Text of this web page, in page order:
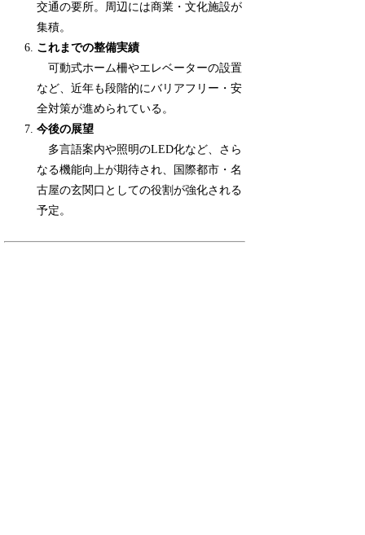
交通の要所。周辺には商業・文化施設が
集積。
これまでの整備実績
可動式ホーム柵やエレベーターの設置
など、近年も段階的にバリアフリー・安
全対策が進められている。
今後の展望
多言語案内や照明のLED化など、さら
なる機能向上が期待され、国際都市・名
古屋の玄関口としての役割が強化される
予定。